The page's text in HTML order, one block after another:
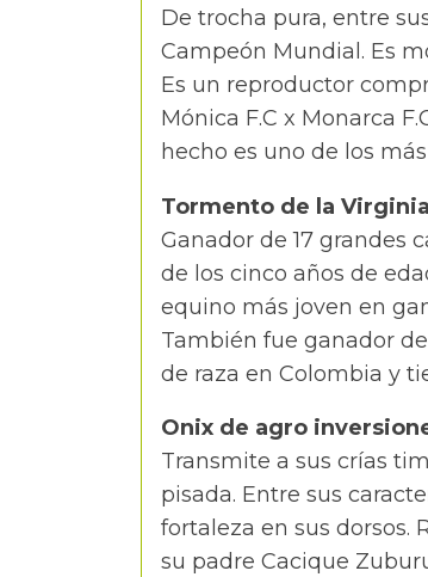
De trocha pura, entre
Campeón Mundial. Es
Es un reproductor
Mónica F.C x Monarca
hecho es uno de los
Tormento de la Virginia
Ganador de 17 grandes
de los cinco años de
equino más joven en
También fue ganador
de raza en Colombia y
Onix de agro
Transmite a sus crías
pisada. Entre sus
fortaleza en sus dorsos.
su padre Cacique